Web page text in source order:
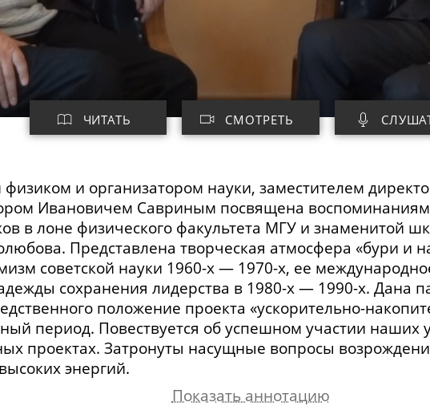
ЧИТАТЬ СМОТРЕТЬ
и организатором науки, заместителем
Ивановичем Савриным посвящена воспоминаниям
в лоне физического факультета МГУ и знаменитой
Представлена творческая атмосфера «бури и
советской науки 1960-х — 1970-х, ее
сохранения лидерства в 1980-х — 1990-х. Дана
положение проекта «ускорительно-
период. Повествуется об успешном участии
проектах. Затронуты насущные вопросы
энергий.
Показать аннотацию